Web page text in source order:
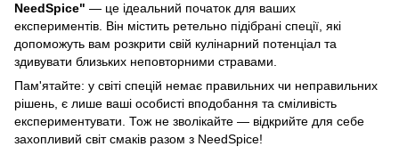
NeedSpice" — це ідеальний початок для ваших
експериментів. Він містить ретельно підібрані спеції, які
допоможуть вам розкрити свій кулінарний потенціал та
здивувати близьких неповторними стравами.
Пам'ятайте: у світі спецій немає правильних чи неправильних
рішень, є лише ваші особисті вподобання та сміливість
експериментувати. Тож не зволікайте — відкрийте для себе
захопливий світ смаків разом з NeedSpice!